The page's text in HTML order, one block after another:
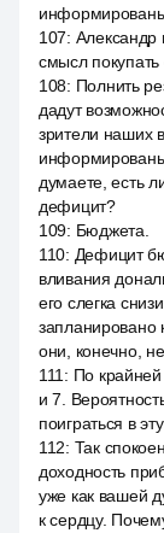
107: Александр
смысл
108: Полнить
дадут
зрители наших
думаете, есть
дефицит?
109: Бюджета.
110: Дефицит
вливания
его слегка
запланировано
они, конечно,
111 : По
и 7.
поиграться в
112: Так
доходность
уже как вашей
к сердцу.